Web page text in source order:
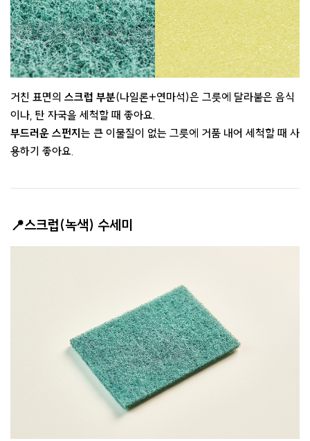
거친 표면의 스크럽 부분(나일론+연마석)은 그릇에 달라붙은 음식
이나, 탄 자국을 세척할 때 좋아요.
부드러운 스펀지는 큰 이물질이 없는 그릇에 거품 내어 세척할 때 사
용하기 좋아요.
📍스크럽(녹색) 수세미